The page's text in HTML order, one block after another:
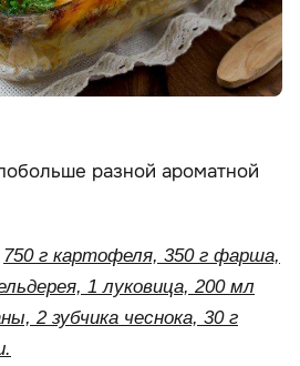
разной ароматной
750 г картофеля, 350 г фарша,
1 луковица, 200 мл
2 зубчика чеснока, 30 г